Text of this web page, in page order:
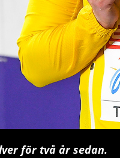
för två år sedan.